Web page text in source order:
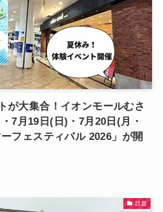
が大集合！イオンモールむさ
7月19日(日)・7月20日(月・
フェスティバル 2026」が開
話題